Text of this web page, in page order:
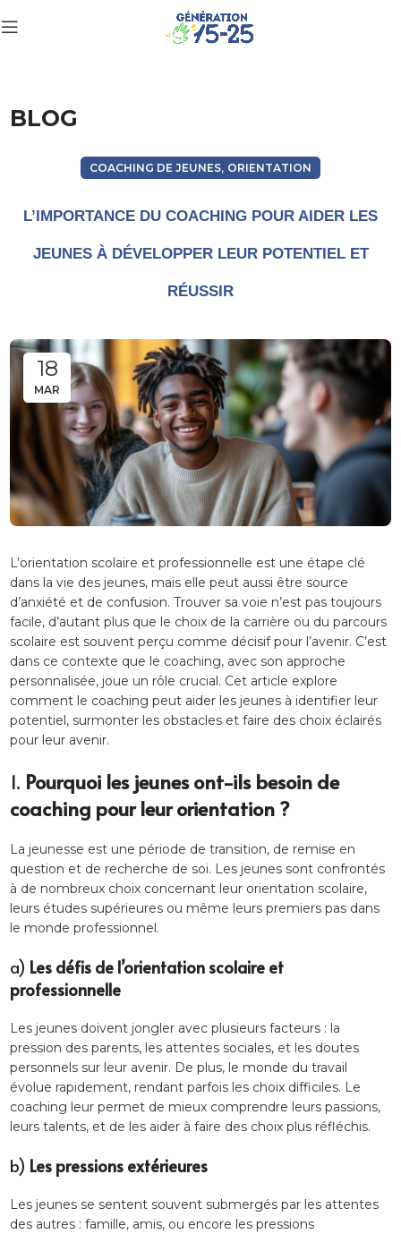
BLOG
COACHING DE JEUNES, ORIENTATION
L’IMPORTANCE DU COACHING POUR AIDER LES
JEUNES À DÉVELOPPER LEUR POTENTIEL ET
RÉUSSIR
18
MAR
L’orientation scolaire et professionnelle est une étape clé
dans la vie des jeunes, mais elle peut aussi être source
d’anxiété et de confusion. Trouver sa voie n’est pas toujours
facile, d’autant plus que le choix de la carrière ou du parcours
scolaire est souvent perçu comme décisif pour l’avenir. C’est
dans ce contexte que le coaching, avec son approche
personnalisée, joue un rôle crucial. Cet article explore
comment le coaching peut aider les jeunes à identifier leur
potentiel, surmonter les obstacles et faire des choix éclairés
pour leur avenir.
1. Pourquoi les jeunes ont-ils besoin de
coaching pour leur orientation ?
La jeunesse est une période de transition, de remise en
question et de recherche de soi. Les jeunes sont confrontés
à de nombreux choix concernant leur orientation scolaire,
leurs études supérieures ou même leurs premiers pas dans
le monde professionnel.
a) Les défis de l’orientation scolaire et
professionnelle
Les jeunes doivent jongler avec plusieurs facteurs : la
pression des parents, les attentes sociales, et les doutes
personnels sur leur avenir. De plus, le monde du travail
évolue rapidement, rendant parfois les choix difficiles. Le
coaching leur permet de mieux comprendre leurs passions,
leurs talents, et de les aider à faire des choix plus réfléchis.
b) Les pressions extérieures
Les jeunes se sentent souvent submergés par les attentes
des autres : famille, amis, ou encore les pressions